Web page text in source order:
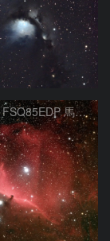
タカハシ FSQ85EDP 馬頭星雲